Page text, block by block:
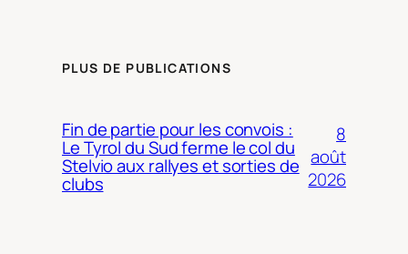
PLUS DE PUBLICATIONS
Fin de partie pour les convois :
Le Tyrol du Sud ferme le col du
Stelvio aux rallyes et sorties de
clubs
8
août
2026